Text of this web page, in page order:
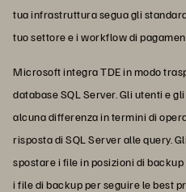
tua infrastruttura segua gli
tuo settore e i workflow di
Microsoft integra TDE in modo
database SQL Server. Gli utenti e
alcuna differenza in termini di
risposta di SQL Server alle query.
spostare i file in posizioni di
i file di backup per seguire le best